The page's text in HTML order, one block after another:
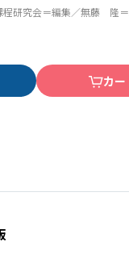
程研究会＝編集／無藤 隆
カー